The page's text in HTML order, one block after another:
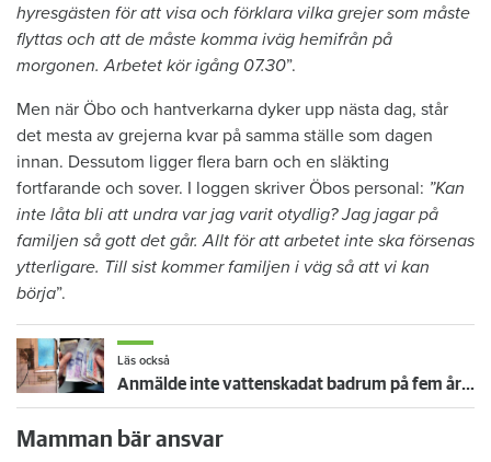
hyresgästen för att visa och förklara vilka grejer som måste
flyttas och att de måste komma iväg hemifrån på
morgonen. Arbetet kör igång 07.30”.
Men när Öbo och hantverkarna dyker upp nästa dag, står
det mesta av grejerna kvar på samma ställe som dagen
innan. Dessutom ligger flera barn och en släkting
fortfarande och sover. I loggen skriver Öbos personal: ”Kan
inte låta bli att undra var jag varit otydlig? Jag jagar på
familjen så gott det går. Allt för att arbetet inte ska försenas
ytterligare. Till sist kommer familjen i väg så att vi kan
börja”.
Läs också
Anmälde inte vattenskadat badrum på fem år – krävs på 125 000 kronor
Mamman bär ansvar